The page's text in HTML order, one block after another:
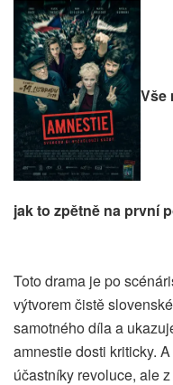
Vše
jak to zpětně na první
Toto drama je po
výtvorem čistě
samotného díla a
amnestie dosti kriticky.
účastníky revoluce, ale